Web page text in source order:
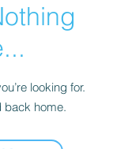
looking for.
back home.